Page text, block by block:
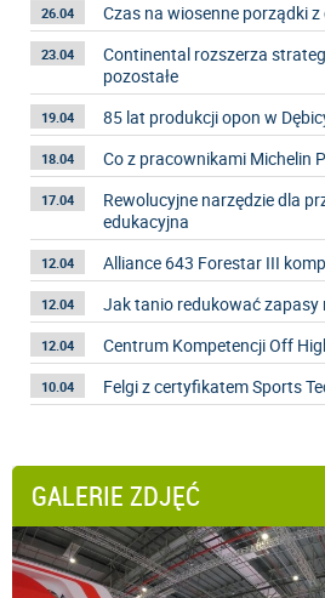
26.04 Czas na wiosenne porządki
23.04
Continental rozszerza
pozostałe
19.04 85 lat produkcji opon w
18.04 Co z pracownikami Michelin
17.04
Rewolucyjne narzędzie dla
edukacyjna
12.04 Alliance 643 Forestar III
12.04 Jak tanio redukować zapasy
12.04 Centrum Kompetencji Off
10.04 Felgi z certyfikatem Sports
GALERIE ZDJĘĆ